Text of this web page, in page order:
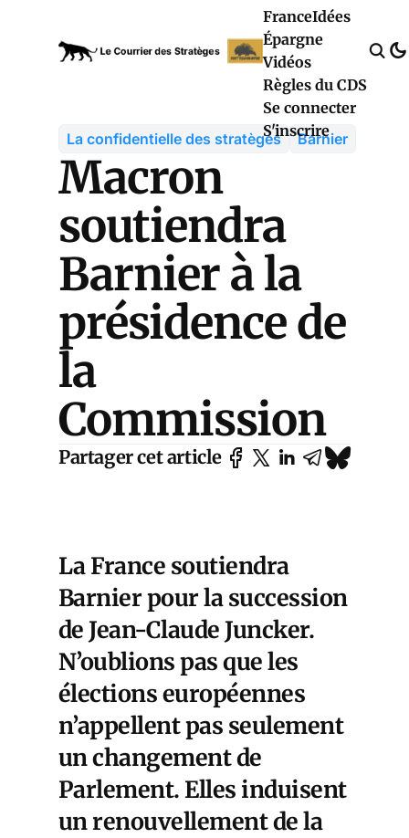
FranceIdées
Épargne
Vidéos
Règles du CDS
Se connecter
S'inscrire
La confidentielle des stratèges Barnier
Macron
soutiendra
Barnier à la
présidence de
la
Commission
Partager cet article
La France soutiendra
Barnier pour la succession
de Jean-Claude Juncker.
N’oublions pas que les
élections européennes
n’appellent pas seulement
un changement de
Parlement. Elles induisent
un renouvellement de la